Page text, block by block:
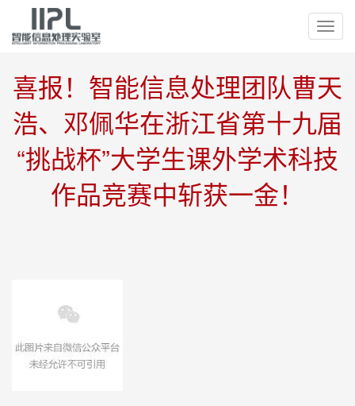
切
换
航
喜报！智能信息处理团队曹天
浩、邓佩华在浙江省第十九届
“挑战杯”大学生课外学术科技
作品竞赛中斩获一金！